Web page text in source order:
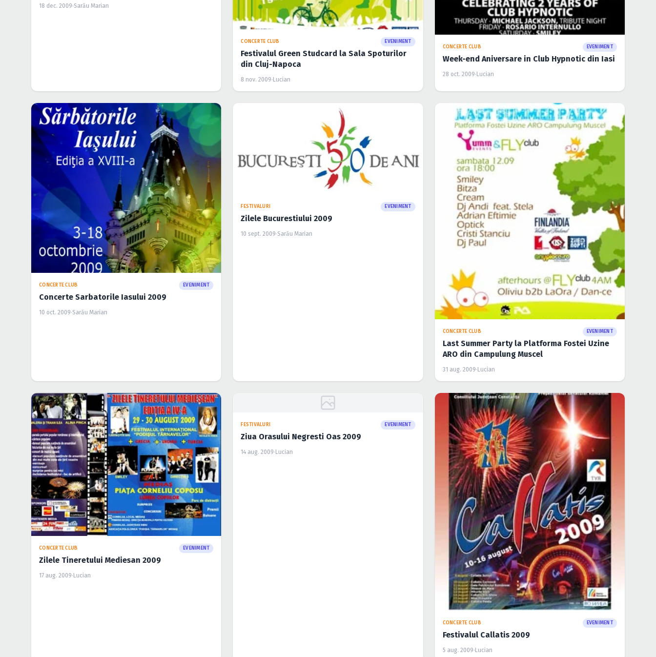
18 dec. 2009·Sarău Marian
CONCERTE CLUB EVENIMENT
Festivalul Green Studcard la Sala Spoturilor
din Cluj-Napoca
8 nov. 2009· Lucian
CONCERTE CLUB EVENIMENT
Week-end Aniversare in Club Hypnotic din Iasi
28 oct. 2009· Lucian
CONCERTE CLUB EVENIMENT
Concerte Sarbatorile Iasului 2009
10 oct. 2009·Sarău Marian
FESTIVALURI EVENIMENT
Zilele Bucurestiului 2009
10 sept. 2009·Sarău Marian
CONCERTE CLUB EVENIMENT
Last Summer Party la Platforma Fostei Uzine
ARO din Campulung Muscel
31 aug. 2009·Lucian
CONCERTE CLUB EVENIMENT
Zilele Tineretului Mediesan 2009
17 aug. 2009· Lucian
FESTIVALURI EVENIMENT
Ziua Orasului Negresti Oas 2009
14 aug. 2009·Lucian
CONCERTE CLUB EVENIMENT
Festivalul Callatis 2009
5 aug. 2009· Lucian